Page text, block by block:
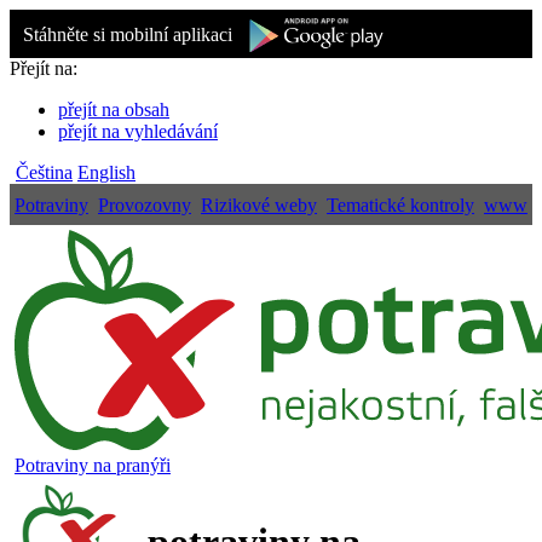
Stáhněte si mobilní aplikaci
Přejít na:
přejít na obsah
přejít na vyhledávání
Čeština English
Potraviny Provozovny Rizikové weby Tematické kontroly www
Potraviny na pranýři